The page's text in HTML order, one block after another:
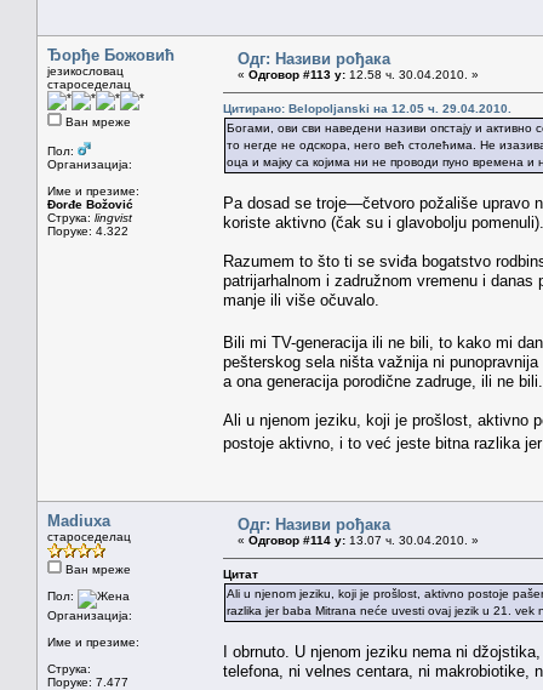
Ђорђе Божовић
језикословац
староседелац
Ван мреже
Пол:
Организација:
Име и презиме:
Đorđe Božović
Струка: lingvist
Поруке: 4.322
Одг: Називи рођака
« Одговор #113 у: 12.58 ч. 30.04.2010. »
Цитирано: Belopoljanski на 12.05 ч. 29.04.2010.
Богами, ови сви наведени називи опстају и
то негде не одскора, него већ столећима. Не
оца и мајку са којима ни не проводи пуно времена и
Pa dosad se troje—četvoro požališe upravo
koriste aktivno (čak su i glavobolju pomenuli).
Razumem to što ti se sviđa bogatstvo
patrijarhalnom i zadružnom vremenu i
manje ili više očuvalo.
Bili mi TV-generacija ili ne bili, to kako mi
pešterskog sela ništa važnija ni
a ona generacija porodične zadruge, ili ne bili.
Ali u njenom jeziku, koji je prošlost, aktivno
postoje aktivno, i to već jeste bitna razlika
Madiuxa
староседелац
Ван мреже
Пол:
Организација:
Име и презиме:
Струка:
Поруке: 7.477
Одг: Називи рођака
« Одговор #114 у: 13.07 ч. 30.04.2010. »
Цитат
Ali u njenom jeziku, koji je prošlost, aktivno postoje
razlika jer baba Mitrana neće uvesti ovaj jezik u 21. vek
I obrnuto. U njenom jeziku nema ni
telefona, ni velnes centara, ni makrobiotike,